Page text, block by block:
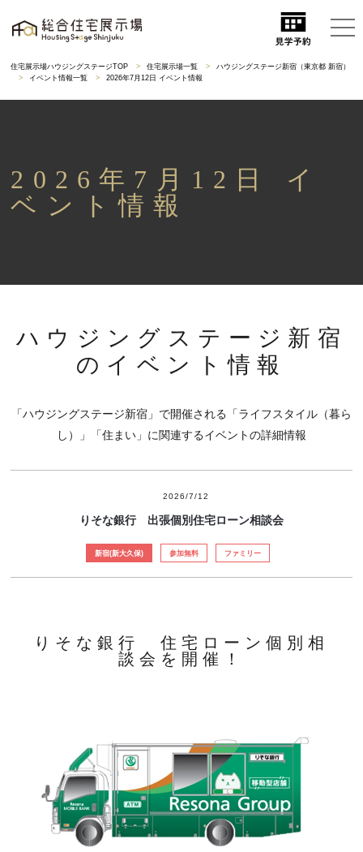
住宅展示場ハウジングステージTOP 住宅展示場一覧
ハウジングステージ新宿（東京都 新宿）
イベント情報一覧
2026年7月12日 イベント情報
2026年7月12日 イ
ベント情報
ハウジングステージ新宿
のイベント情報
「ハウジングステージ新宿」で開催される「ライフスタイル（暮ら
し）」「住まい」に関連するイベントの詳細情報
2026/7/12
りそな銀行 出張個別住宅ローン相談会
新宿(新大久保) 参加無料 ファミリー
りそな銀行 住宅ローン個別相
談会を開催！